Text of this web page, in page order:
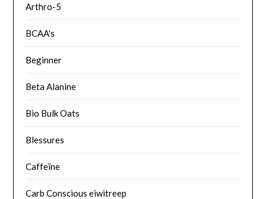
Arthro-5
BCAA's
Beginner
Beta Alanine
Bio Bulk Oats
Blessures
Caffeïne
Carb Conscious eiwitreep